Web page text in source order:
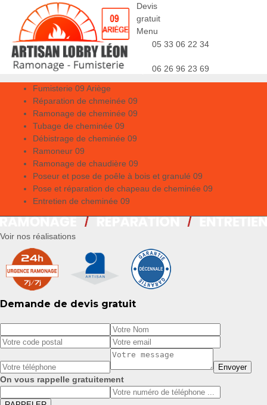
Devis
gratuit
Menu
05 33 06 22 34
06 26 96 23 69
Fumisterie 09 Ariège
Réparation de chmeinée 09
Ramonage de cheminée 09
Tubage de cheminée 09
Débistrage de cheminée 09
Ramoneur 09
Ramonage de chaudière 09
Poseur et pose de poêle à bois et granulé 09
Pose et réparation de chapeau de cheminée 09
Entretien de cheminée 09
Voir nos réalisations
Demande de devis gratuit
On vous rappelle gratuitement